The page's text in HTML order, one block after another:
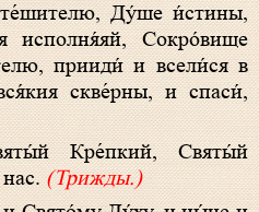
Сокро́вище
прииди́ и всели́ся в
скве́рны, и спаси́,
(Трижды.)